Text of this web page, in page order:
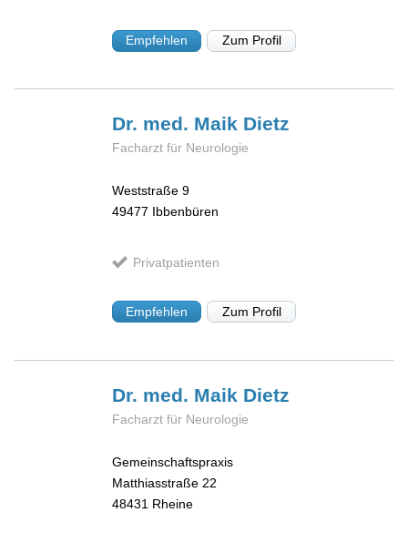
Empfehlen Zum Profil
Dr. med. Maik Dietz
Facharzt für Neurologie
Weststraße 9
49477 Ibbenbüren
Privatpatienten
Empfehlen Zum Profil
Dr. med. Maik Dietz
Facharzt für Neurologie
Gemeinschaftspraxis
Matthiasstraße 22
48431 Rheine